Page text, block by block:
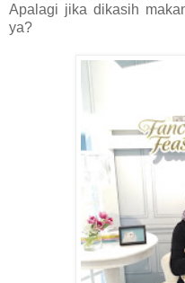
Apalagi jika dikasih
ya?